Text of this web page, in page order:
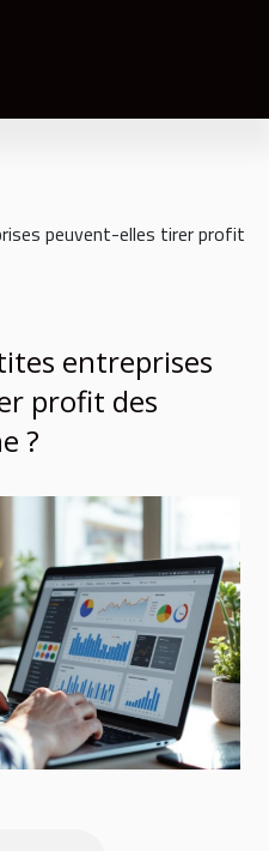
peuvent-elles tirer profit
entreprises
profit des
?